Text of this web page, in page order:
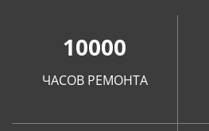
10000
ЧАСОВ РЕМОНТА